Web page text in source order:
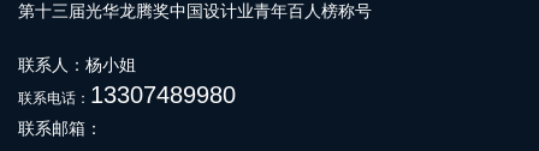
第十三届光华龙腾奖中国设计业青年百人榜称号
联系人：杨小姐
联系电话： 13307489980
联系邮箱：